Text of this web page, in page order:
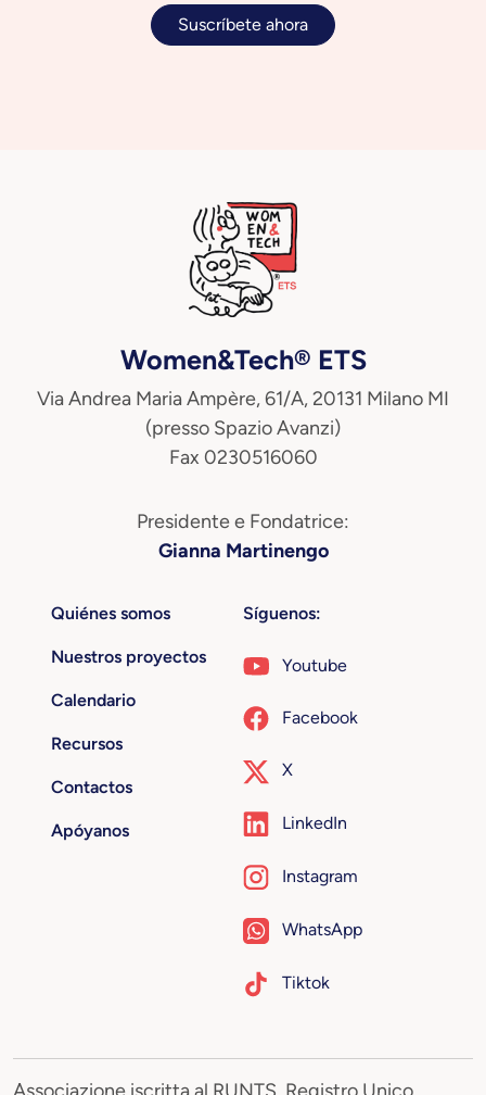
Suscríbete ahora
Women&Tech® ETS
Via Andrea Maria Ampère, 61/A, 20131 Milano MI
(presso Spazio Avanzi)
Fax 0230516060
Presidente e Fondatrice:
Gianna Martinengo
Quiénes somos
Nuestros proyectos
Calendario
Recursos
Contactos
Apóyanos
Síguenos:
Youtube
Facebook
X
LinkedIn
Instagram
WhatsApp
Tiktok